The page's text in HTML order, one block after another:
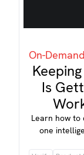
On-
Is
Learn how
one